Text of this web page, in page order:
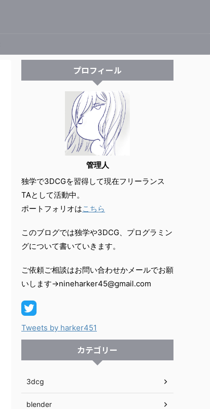
プロフィール
管理人
独学で3DCGを習得して現在フリーランス
TAとして活動中。
ポートフォリオはこちら
このブログでは独学や3DCG、プログラミン
グについて書いていきます。
ご依頼ご相談はお問い合わせかメールでお願
いします→nineharker45@gmail.com
Tweets by harker451
カテゴリー
3dcg
blender